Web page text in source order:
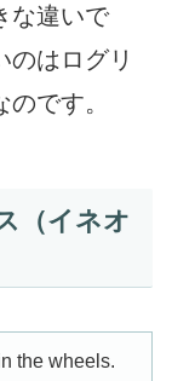
な違いで
のはログリ
です。
イネオ
the wheels.